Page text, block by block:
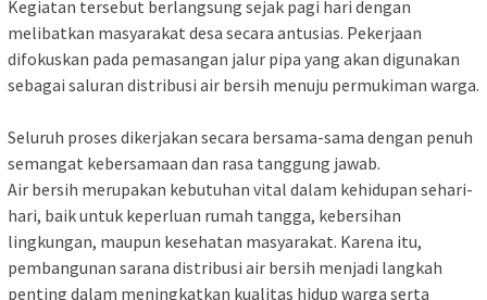
Kegiatan tersebut berlangsung sejak pagi hari dengan
melibatkan masyarakat desa secara antusias. Pekerjaan
difokuskan pada pemasangan jalur pipa yang akan digunakan
sebagai saluran distribusi air bersih menuju permukiman warga.
Seluruh proses dikerjakan secara bersama-sama dengan penuh
semangat kebersamaan dan rasa tanggung jawab.
Air bersih merupakan kebutuhan vital dalam kehidupan sehari-
hari, baik untuk keperluan rumah tangga, kebersihan
lingkungan, maupun kesehatan masyarakat. Karena itu,
pembangunan sarana distribusi air bersih menjadi langkah
penting dalam meningkatkan kualitas hidup warga serta